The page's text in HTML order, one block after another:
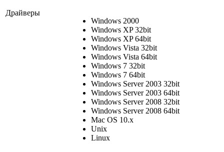
Драйверы
Windows 2000
Windows XP 32bit
Windows XP 64bit
Windows Vista 32bit
Windows Vista 64bit
Windows 7 32bit
Windows 7 64bit
Windows Server 2003 32bit
Windows Server 2003 64bit
Windows Server 2008 32bit
Windows Server 2008 64bit
Mac OS 10.x
Unix
Linux